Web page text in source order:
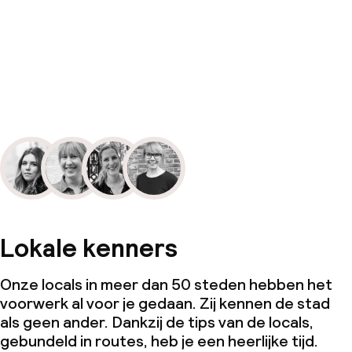
Lokale kenners
Onze locals in meer dan 50 steden hebben het
voorwerk al voor je gedaan. Zij kennen de stad
als geen ander. Dankzij de tips van de locals,
gebundeld in routes, heb je een heerlijke tijd.